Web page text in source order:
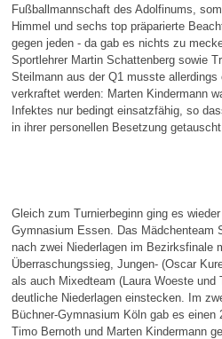
Fußballmannschaft des Adolfinums,
Himmel und sechs top präparierte
gegen jeden - da gab es nichts zu
Sportlehrer Martin Schattenberg sowie
Steilmann aus der Q1 musste allerdings
verkraftet werden: Marten Kindermann
Infektes nur bedingt einsatzfähig, so
in ihrer personellen Besetzung
Gleich zum Turnierbeginn ging es
Gymnasium Essen. Das Mädchenteam
nach zwei Niederlagen im Bezirksfinale
Überraschungssieg, Jungen- (Oscar
als auch Mixedteam (Laura Woeste und
deutliche Niederlagen einstecken. Im
Büchner-Gymnasium Köln gab es
Timo Bernoth und Marten Kindermann